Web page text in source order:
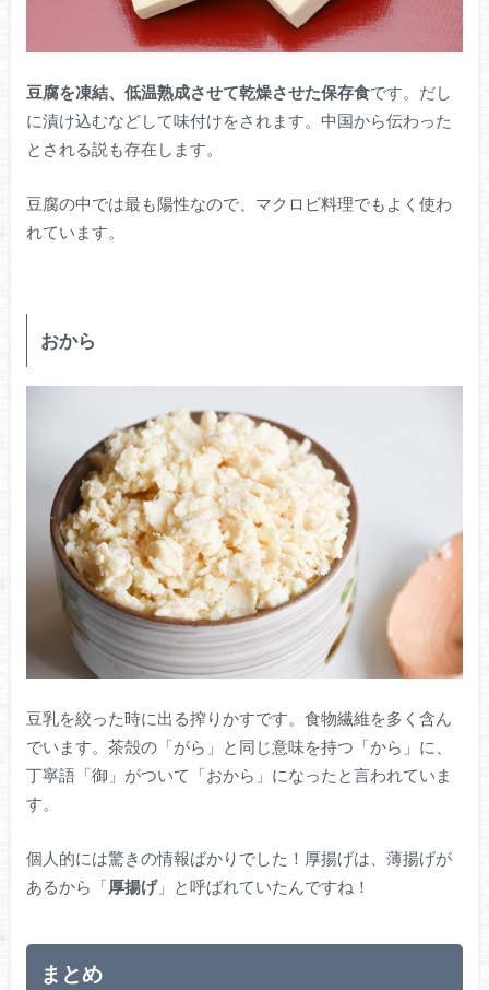
豆腐を凍結、低温熟成させて乾燥させた保存食です。だし
に漬け込むなどして味付けをされます。中国から伝わった
とされる説も存在します。
豆腐の中では最も陽性なので、マクロビ料理でもよく使わ
れています。
おから
豆乳を絞った時に出る搾りかすです。食物繊維を多く含ん
でいます。茶殻の「がら」と同じ意味を持つ「から」に、
丁寧語「御」がついて「おから」になったと言われていま
す。
個人的には驚きの情報ばかりでした！厚揚げは、薄揚げが
あるから「厚揚げ」と呼ばれていたんですね！
まとめ